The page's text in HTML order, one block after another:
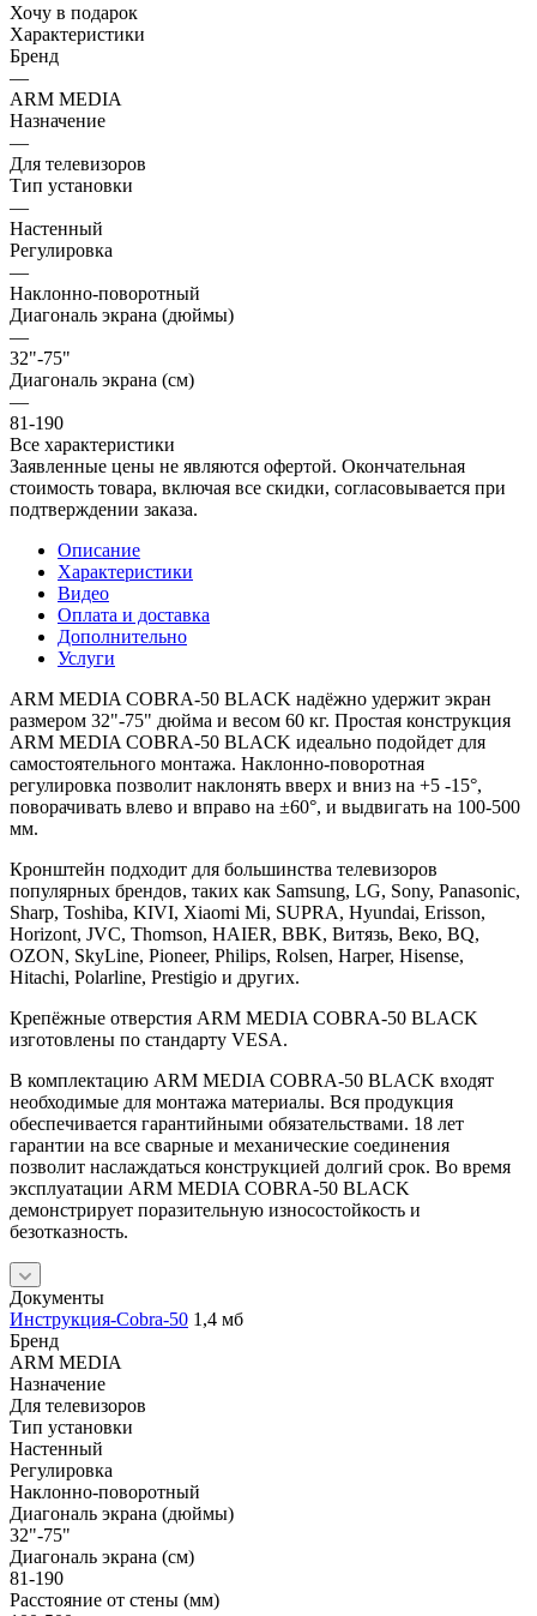
Хочу в подарок
Характеристики
Бренд
—
ARM MEDIA
Назначение
—
Для телевизоров
Тип установки
—
Настенный
Регулировка
—
Наклонно-поворотный
Диагональ экрана (дюймы)
—
32"-75"
Диагональ экрана (см)
—
81-190
Все характеристики
Заявленные цены не являются офертой. Окончательная
стоимость товара, включая все скидки, согласовывается при
подтверждении заказа.
Описание
Характеристики
Видео
Оплата и доставка
Дополнительно
Услуги
ARM MEDIA COBRA-50 BLACK надёжно удержит экран
размером 32"-75" дюйма и весом 60 кг. Простая конструкция
ARM MEDIA COBRA-50 BLACK идеально подойдет для
самостоятельного монтажа. Наклонно-поворотная
регулировка позволит наклонять вверх и вниз на +5 -15°,
поворачивать влево и вправо на ±60°, и выдвигать на 100-500
мм.
Кронштейн подходит для большинства телевизоров
популярных брендов, таких как Samsung, LG, Sony, Panasonic,
Sharp, Toshiba, KIVI, Xiaomi Mi, SUPRA, Hyundai, Erisson,
Horizont, JVC, Thomson, HAIER, BBK, Витязь, Веко, BQ,
OZON, SkyLine, Pioneer, Philips, Rolsen, Harper, Hisense,
Hitachi, Polarline, Prestigio и других.
Крепёжные отверстия ARM MEDIA COBRA-50 BLACK
изготовлены по стандарту VESA.
В комплектацию ARM MEDIA COBRA-50 BLACK входят
необходимые для монтажа материалы. Вся продукция
обеспечивается гарантийными обязательствами. 18 лет
гарантии на все сварные и механические соединения
позволит наслаждаться конструкцией долгий срок. Во время
эксплуатации ARM MEDIA COBRA-50 BLACK
демонстрирует поразительную износостойкость и
безотказность.
Документы
Инструкция-Cobra-50 1,4 мб
Бренд
ARM MEDIA
Назначение
Для телевизоров
Тип установки
Настенный
Регулировка
Наклонно-поворотный
Диагональ экрана (дюймы)
32"-75"
Диагональ экрана (см)
81-190
Расстояние от стены (мм)